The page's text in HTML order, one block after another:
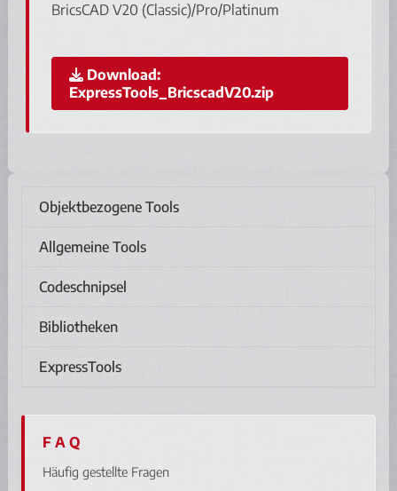
Objektbezogene Tools
Allgemeine Tools
Codeschnipsel
Bibliotheken
ExpressTools
F A Q
Häufig gestellte Fragen
BricsCAD V20 (Classic)/Pro/Platinum
Download:
ExpressTools_BricscadV20.zip